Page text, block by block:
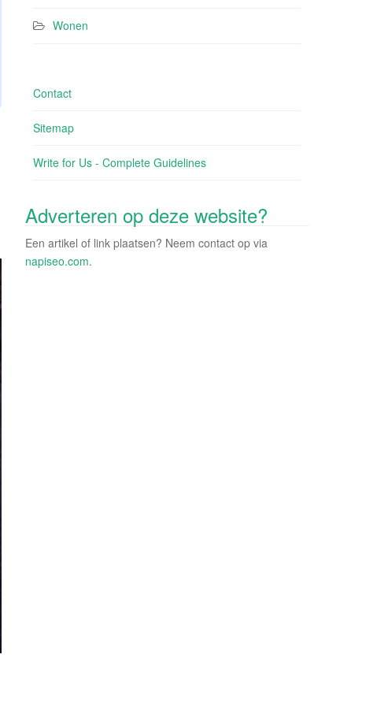
Wonen
Contact
Sitemap
Write for Us - Complete Guidelines
Adverteren op deze website?
Een artikel of link plaatsen? Neem contact op via
napiseo.com.